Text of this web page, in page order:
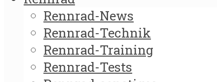
Rennrad-News
Rennrad-Technik
Rennrad-Training
Rennrad-Tests